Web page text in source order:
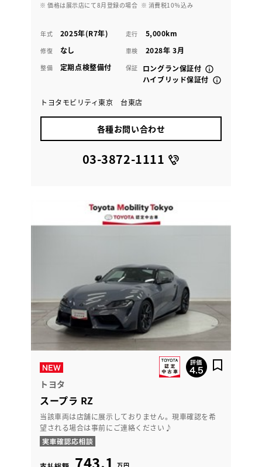
※ 価格は展示店にて8月登録の場合 ※ 消費税10％込み
年式 2025年(R7年) 走行 5,000km
修復 なし 車検 2028年 3月
整備 定期点検整備付 保証
ロングラン保証付
ハイブリッド保証付
トヨタモビリティ東京 台東店
各種お問い合わせ
03-3872-1111
トヨタ
スープラ RZ
当該車両は店舗に展示しておりません。現車確認を希
望される場合は事前にご連絡ください♪
743.1 万円